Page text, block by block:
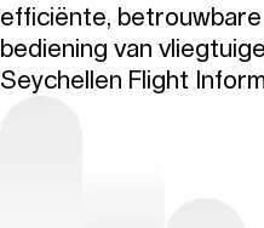
efficiënte,
bediening van
Seychellen Flight